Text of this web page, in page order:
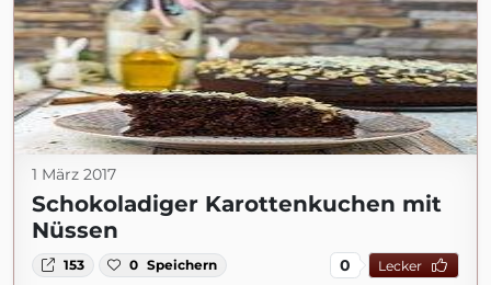
1 März 2017
Schokoladiger Karottenkuchen mit
Nüssen
153 0 Speichern 0 Lecker